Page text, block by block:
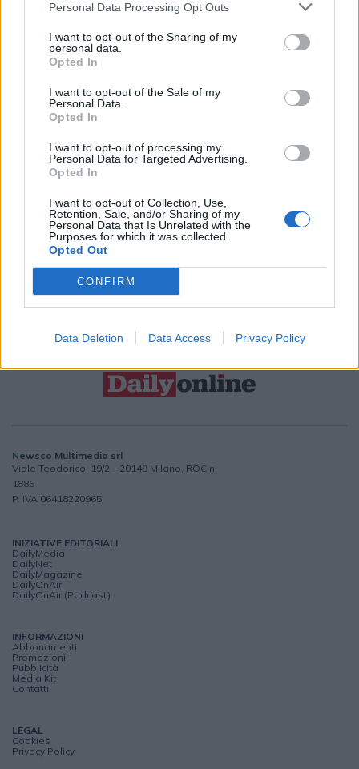
Personal Data Processing Opt Outs
I want to opt-out of the Sharing of my
personal data.
Opted In
I want to opt-out of the Sale of my
Personal Data.
Opted In
I want to opt-out of processing my
Personal Data for Targeted Advertising.
Opted In
I want to opt-out of Collection, Use,
Retention, Sale, and/or Sharing of my
Personal Data that Is Unrelated with the
Purposes for which it was collected.
Opted Out
CONFIRM
Data Deletion Data Access Privacy Policy
Resta connesso
Sei interessato alle nostre iniziative editoriali? Contattaci,
potrai anche richiedere l’invio per 1 mese in promozione
gratuita delle nostre pubblicazioni. I dati che ci fornirai non
verranno commercializzati in alcun modo, ma conservati nel
database ad uso esclusivo interno all'azienda.
CONTATTACI
Newsco Multimedia srl
Viale Teodorico, 19/2 – 20149 Milano, ROC n.
1886
P. IVA 06418220965
INIZIATIVE EDITORIALI
DailyMedia
DailyNet
DailyMagazine
DailyOnAir
DailyOnAir (Podcast)
INFORMAZIONI
Abbonamenti
Promozioni
Pubblicità
Media Kit
Contatti
LEGAL
Cookies
Privacy Policy